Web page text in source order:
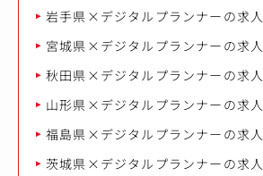
岩手県×デジタルプランナーの求人
宮城県×デジタルプランナーの求人
秋田県×デジタルプランナーの求人
山形県×デジタルプランナーの求人
福島県×デジタルプランナーの求人
茨城県×デジタルプランナーの求人